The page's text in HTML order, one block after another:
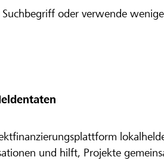
oder verwende
und hilft, Projekte